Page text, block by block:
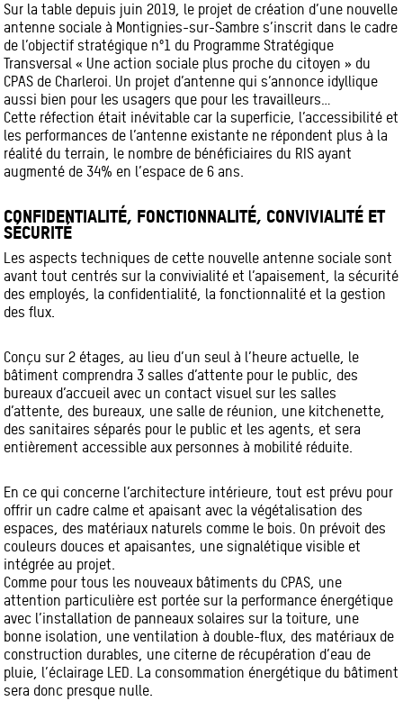
Sur la table depuis juin 2019, le projet de création d’une nouvelle
antenne sociale à Montignies-sur-Sambre s’inscrit dans le cadre
de l’objectif stratégique n°1 du Programme Stratégique
Transversal « Une action sociale plus proche du citoyen » du
CPAS de Charleroi. Un projet d’antenne qui s’annonce idyllique
aussi bien pour les usagers que pour les travailleurs…
Cette réfection était inévitable car la superficie, l’accessibilité et
les performances de l’antenne existante ne répondent plus à la
réalité du terrain, le nombre de bénéficiaires du RIS ayant
augmenté de 34% en l’espace de 6 ans.
CONFIDENTIALITÉ, FONCTIONNALITÉ, CONVIVIALITÉ ET
SÉCURITÉ
Les aspects techniques de cette nouvelle antenne sociale sont
avant tout centrés sur la convivialité et l’apaisement, la sécurité
des employés, la confidentialité, la fonctionnalité et la gestion
des flux.
Conçu sur 2 étages, au lieu d’un seul à l’heure actuelle, le
bâtiment comprendra 3 salles d’attente pour le public, des
bureaux d’accueil avec un contact visuel sur les salles
d’attente, des bureaux, une salle de réunion, une kitchenette,
des sanitaires séparés pour le public et les agents, et sera
entièrement accessible aux personnes à mobilité réduite.
En ce qui concerne l’architecture intérieure, tout est prévu pour
offrir un cadre calme et apaisant avec la végétalisation des
espaces, des matériaux naturels comme le bois. On prévoit des
couleurs douces et apaisantes, une signalétique visible et
intégrée au projet.
Comme pour tous les nouveaux bâtiments du CPAS, une
attention particulière est portée sur la performance énergétique
avec l’installation de panneaux solaires sur la toiture, une
bonne isolation, une ventilation à double-flux, des matériaux de
construction durables, une citerne de récupération d’eau de
pluie, l’éclairage LED. La consommation énergétique du bâtiment
sera donc presque nulle.